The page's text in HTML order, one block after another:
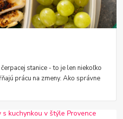
stanice - to je len niekoľko
prácu na zmeny. Ako správne